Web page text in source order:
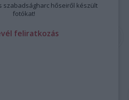
szabadságharc hőseiről készült
fotókat!
feliratkozás